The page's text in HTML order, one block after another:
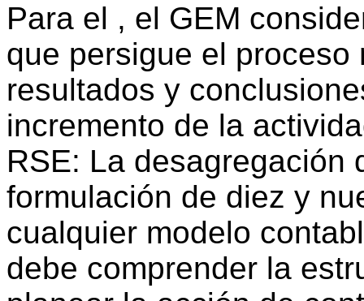
Para el , el GEM
que persigue el
resultados y
incremento de la
RSE: La desagregación
formulación de diez y
cualquier modelo
debe comprender la